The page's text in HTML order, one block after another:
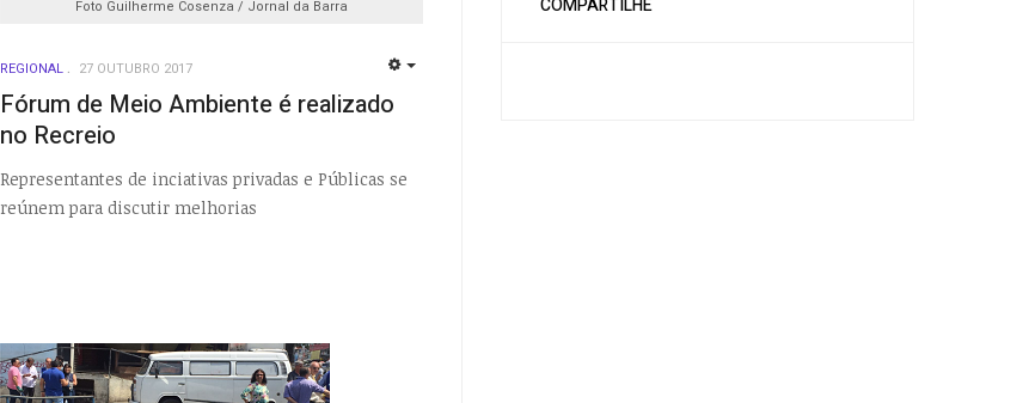
Foto Guilherme Cosenza / Jornal da Barra
REGIONAL 27 OUTUBRO 2017
Fórum de Meio Ambiente é realizado
no Recreio
Representantes de inciativas privadas e Públicas se
reúnem para discutir melhorias
COMPARTILHE